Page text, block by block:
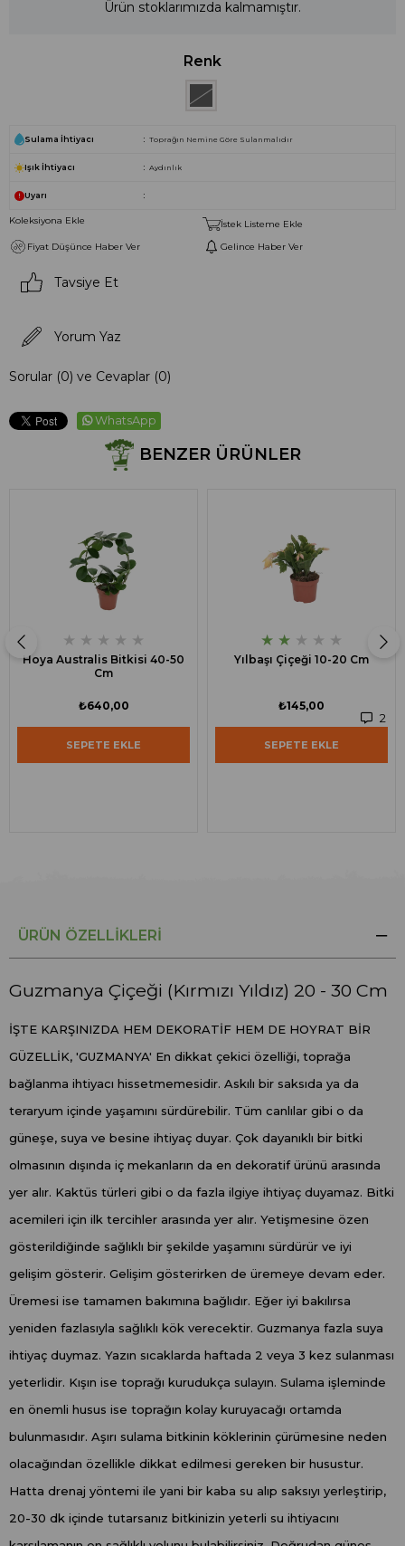
Ürün stoklarımızda kalmamıştır.
Renk
Sulama İhtiyacı Toprağın Nemine Göre Sulanmalıdır
Işık İhtiyacı Aydınlık
Uyarı
Koleksiyona Ekle
İstek Listeme Ekle
Fiyat Düşünce Haber Ver
Gelince Haber Ver
Tavsiye Et
Yorum Yaz
Sorular (0) ve Cevaplar (0)
WhatsApp
BENZER ÜRÜNLER
★ ★ ★ ★ ★
Hoya Australis Bitkisi 40-50
Cm
₺640,00
SEPETE EKLE
★ ★ ★ ★ ★
Yılbaşı Çiçeği 10-20 Cm
2
₺145,00
SEPETE EKLE
ÜRÜN ÖZELLIKLERI
Guzmanya Çiçeği (Kırmızı Yıldız) 20 - 30 Cm
İŞTE KARŞINIZDA HEM DEKORATİF HEM DE HOYRAT BİR
GÜZELLİK, 'GUZMANYA' En dikkat çekici özelliği, toprağa
bağlanma ihtiyacı hissetmemesidir. Askılı bir saksıda ya da
teraryum içinde yaşamını sürdürebilir. Tüm canlılar gibi o da
güneşe, suya ve besine ihtiyaç duyar. Çok dayanıklı bir bitki
olmasının dışında iç mekanların da en dekoratif ürünü arasında
yer alır. Kaktüs türleri gibi o da fazla ilgiye ihtiyaç duyamaz. Bitki
acemileri için ilk tercihler arasında yer alır. Yetişmesine özen
gösterildiğinde sağlıklı bir şekilde yaşamını sürdürür ve iyi
gelişim gösterir. Gelişim gösterirken de üremeye devam eder.
Üremesi ise tamamen bakımına bağlıdır. Eğer iyi bakılırsa
yeniden fazlasıyla sağlıklı kök verecektir. Guzmanya fazla suya
ihtiyaç duymaz. Yazın sıcaklarda haftada 2 veya 3 kez sulanması
yeterlidir. Kışın ise toprağı kurudukça sulayın. Sulama işleminde
en önemli husus ise toprağın kolay kuruyacağı ortamda
bulunmasıdır. Aşırı sulama bitkinin köklerinin çürümesine neden
olacağından özellikle dikkat edilmesi gereken bir husustur.
Hatta drenaj yöntemi ile yani bir kaba su alıp saksıyı yerleştirip,
20-30 dk içinde tutarsanız bitkinizin yeterli su ihtiyacını